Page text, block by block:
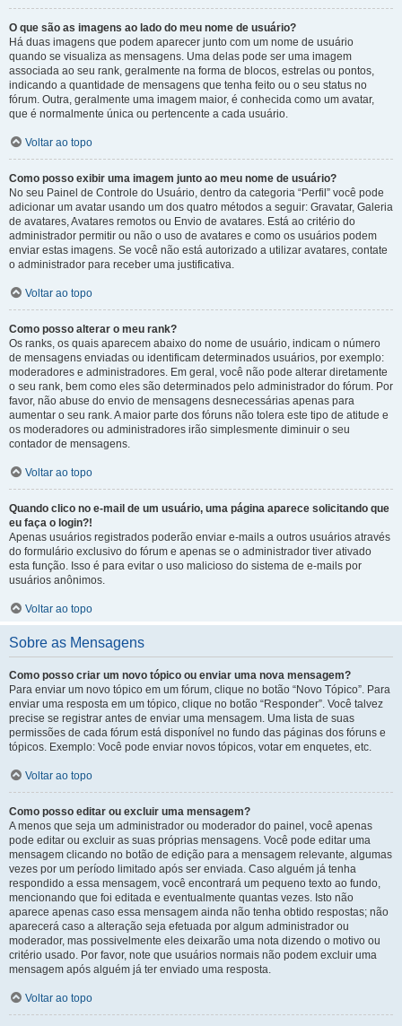
O que são as imagens ao lado do meu nome de usuário?
Há duas imagens que podem aparecer junto com um nome de usuário
quando se visualiza as mensagens. Uma delas pode ser uma imagem
associada ao seu rank, geralmente na forma de blocos, estrelas ou pontos,
indicando a quantidade de mensagens que tenha feito ou o seu status no
fórum. Outra, geralmente uma imagem maior, é conhecida como um avatar,
que é normalmente única ou pertencente a cada usuário.
Voltar ao topo
Como posso exibir uma imagem junto ao meu nome de usuário?
No seu Painel de Controle do Usuário, dentro da categoria “Perfil” você pode
adicionar um avatar usando um dos quatro métodos a seguir: Gravatar, Galeria
de avatares, Avatares remotos ou Envio de avatares. Está ao critério do
administrador permitir ou não o uso de avatares e como os usuários podem
enviar estas imagens. Se você não está autorizado a utilizar avatares, contate
o administrador para receber uma justificativa.
Voltar ao topo
Como posso alterar o meu rank?
Os ranks, os quais aparecem abaixo do nome de usuário, indicam o número
de mensagens enviadas ou identificam determinados usuários, por exemplo:
moderadores e administradores. Em geral, você não pode alterar diretamente
o seu rank, bem como eles são determinados pelo administrador do fórum. Por
favor, não abuse do envio de mensagens desnecessárias apenas para
aumentar o seu rank. A maior parte dos fóruns não tolera este tipo de atitude e
os moderadores ou administradores irão simplesmente diminuir o seu
contador de mensagens.
Voltar ao topo
Quando clico no e-mail de um usuário, uma página aparece solicitando que
eu faça o login?!
Apenas usuários registrados poderão enviar e-mails a outros usuários através
do formulário exclusivo do fórum e apenas se o administrador tiver ativado
esta função. Isso é para evitar o uso malicioso do sistema de e-mails por
usuários anônimos.
Voltar ao topo
Sobre as Mensagens
Como posso criar um novo tópico ou enviar uma nova mensagem?
Para enviar um novo tópico em um fórum, clique no botão “Novo Tópico”. Para
enviar uma resposta em um tópico, clique no botão “Responder”. Você talvez
precise se registrar antes de enviar uma mensagem. Uma lista de suas
permissões de cada fórum está disponível no fundo das páginas dos fóruns e
tópicos. Exemplo: Você pode enviar novos tópicos, votar em enquetes, etc.
Voltar ao topo
Como posso editar ou excluir uma mensagem?
A menos que seja um administrador ou moderador do painel, você apenas
pode editar ou excluir as suas próprias mensagens. Você pode editar uma
mensagem clicando no botão de edição para a mensagem relevante, algumas
vezes por um período limitado após ser enviada. Caso alguém já tenha
respondido a essa mensagem, você encontrará um pequeno texto ao fundo,
mencionando que foi editada e eventualmente quantas vezes. Isto não
aparece apenas caso essa mensagem ainda não tenha obtido respostas; não
aparecerá caso a alteração seja efetuada por algum administrador ou
moderador, mas possivelmente eles deixarão uma nota dizendo o motivo ou
critério usado. Por favor, note que usuários normais não podem excluir uma
mensagem após alguém já ter enviado uma resposta.
Voltar ao topo